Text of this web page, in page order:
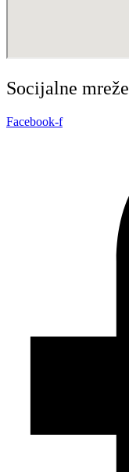
Socijalne mreže
Facebook-f